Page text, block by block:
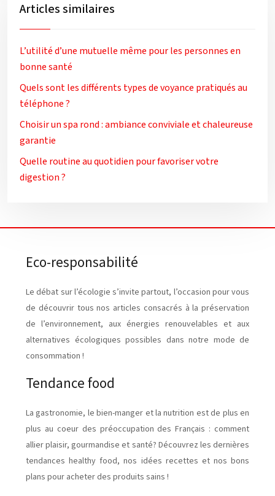
Articles similaires
L’utilité d’une mutuelle même pour les personnes en
bonne santé
Quels sont les différents types de voyance pratiqués au
téléphone ?
Choisir un spa rond : ambiance conviviale et chaleureuse
garantie
Quelle routine au quotidien pour favoriser votre
digestion ?
Eco-responsabilité
Le débat sur l’écologie s’invite partout, l’occasion pour vous
de découvrir tous nos articles consacrés à la préservation
de l’environnement, aux énergies renouvelables et aux
alternatives écologiques possibles dans notre mode de
consommation !
Tendance food
La gastronomie, le bien-manger et la nutrition est de plus en
plus au coeur des préoccupation des Français : comment
allier plaisir, gourmandise et santé? Découvrez les dernières
tendances healthy food, nos idées recettes et nos bons
plans pour acheter des produits sains !